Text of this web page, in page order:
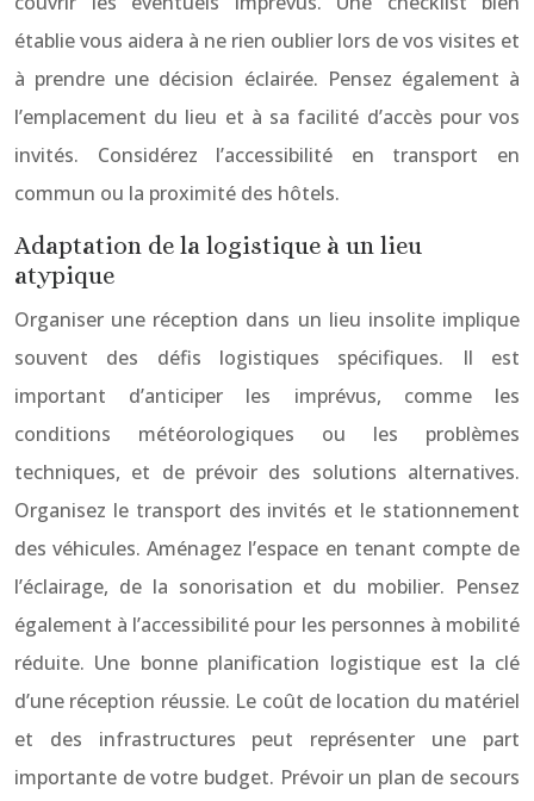
établie vous aidera à ne rien oublier lors de vos visites et
à prendre une décision éclairée. Pensez également à
l’emplacement du lieu et à sa facilité d’accès pour vos
invités. Considérez l’accessibilité en transport en
commun ou la proximité des hôtels.
Adaptation de la logistique à un lieu
atypique
Organiser une réception dans un lieu insolite implique
souvent des défis logistiques spécifiques. Il est
important d’anticiper les imprévus, comme les
conditions météorologiques ou les problèmes
techniques, et de prévoir des solutions alternatives.
Organisez le transport des invités et le stationnement
des véhicules. Aménagez l’espace en tenant compte de
l’éclairage, de la sonorisation et du mobilier. Pensez
également à l’accessibilité pour les personnes à mobilité
réduite. Une bonne planification logistique est la clé
d’une réception réussie. Le coût de location du matériel
et des infrastructures peut représenter une part
importante de votre budget. Prévoir un plan de secours